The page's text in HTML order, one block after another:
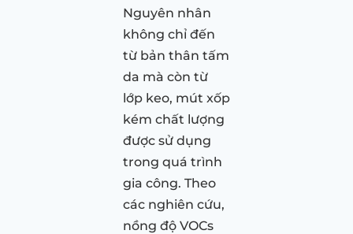
Nguyên nhân
không chỉ đến
từ bản thân tấm
da mà còn từ
lớp keo, mút xốp
kém chất lượng
được sử dụng
trong quá trình
gia công. Theo
các nghiên cứu,
nồng độ VOCs